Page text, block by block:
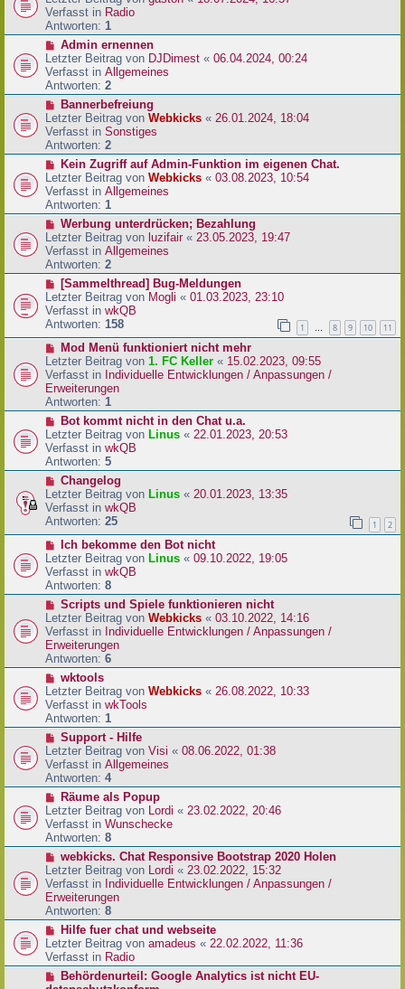
i
t
r
a
g
u
e
r
B
e
i
t
a
g
Verfasst in Radio
Antworten: 1
N
e
u
e
r
B
e
i
t
a
g
Admin ernennen
Letzter Beitrag von DJDimest « 06.04.2024, 00:24
Verfasst in Allgemeines
Antworten: 2
N
e
u
e
r
B
e
i
t
a
g
Bannerbefreiung
Letzter Beitrag von Webkicks « 26.01.2024, 18:04
Verfasst in Sonstiges
Antworten: 2
N
e
u
e
r
B
e
i
t
a
g
Kein Zugriff auf Admin-Funktion im eigenen Chat.
Letzter Beitrag von Webkicks « 03.08.2023, 10:54
Verfasst in Allgemeines
Antworten: 1
N
e
u
e
r
B
e
i
t
a
g
Werbung unterdrücken; Bezahlung
Letzter Beitrag von luzifair « 23.05.2023, 19:47
Verfasst in Allgemeines
Antworten: 2
N
e
u
e
r
B
e
i
t
r
a
g
[Sammelthread] Bug-Meldungen
Letzter Beitrag von Mogli « 01.03.2023, 23:10
Verfasst in wkQB
Antworten: 158 1 … 8 9 10 11
N
e
u
e
r
B
e
i
t
r
a
g
Mod Menü funktioniert nicht mehr
Letzter Beitrag von 1. FC Keller « 15.02.2023, 09:55
Verfasst in Individuelle Entwicklungen / Anpassungen /
Erweiterungen
Antworten: 1
N
e
u
e
r
B
e
i
t
a
g
Bot kommt nicht in den Chat u.a.
Letzter Beitrag von Linus « 22.01.2023, 20:53
Verfasst in wkQB
Antworten: 5
N
e
u
e
r
B
e
i
t
a
g
Changelog
Letzter Beitrag von Linus « 20.01.2023, 13:35
Verfasst in wkQB
Antworten: 25 1 2
N
e
u
e
r
B
e
i
t
r
a
g
Ich bekomme den Bot nicht
Letzter Beitrag von Linus « 09.10.2022, 19:05
Verfasst in wkQB
Antworten: 8
N
e
u
e
r
B
e
i
t
r
a
g
Scripts und Spiele funktionieren nicht
Letzter Beitrag von Webkicks « 03.10.2022, 14:16
Verfasst in Individuelle Entwicklungen / Anpassungen /
Erweiterungen
Antworten: 6
N
e
u
e
r
B
e
i
t
a
g
wktools
Letzter Beitrag von Webkicks « 26.08.2022, 10:33
Verfasst in wkTools
Antworten: 1
N
e
u
e
r
B
e
i
t
a
g
Support - Hilfe
Letzter Beitrag von Visi « 08.06.2022, 01:38
Verfasst in Allgemeines
Antworten: 4
N
e
u
e
r
B
e
i
t
r
a
g
Räume als Popup
Letzter Beitrag von Lordi « 23.02.2022, 20:46
Verfasst in Wunschecke
Antworten: 8
N
e
u
e
r
B
e
i
t
webkicks. Chat Responsive Bootstrap 2020 Holen
Letzter Beitrag von Lordi « 23.02.2022, 15:32
Verfasst in Individuelle Entwicklungen / Anpassungen /
Erweiterungen
Antworten: 8
N
e
u
e
Hilfe fuer chat und webseite
Letzter Beitrag von amadeus « 22.02.2022, 11:36
Verfasst in Radio
NBehördenurteil: Google Analytics ist nicht EU-